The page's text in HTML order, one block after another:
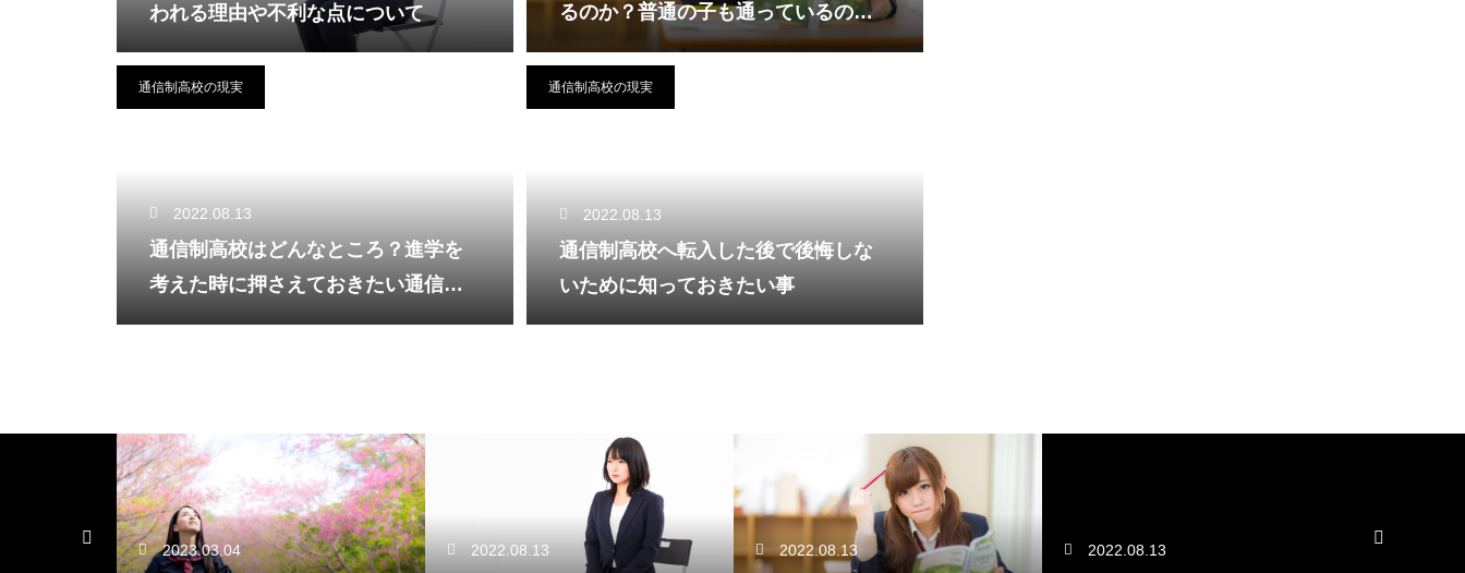
われる理由や不利な点について
るのか？普通の子も通っているの
か？
通信制高校の現実
2022.08.13
通信制高校はどんなところ？進学を
考えた時に押さえておきたい通信制
高校の現実
通信制高校の現実
2022.08.13
通信制高校へ転入した後で後悔しな
いために知っておきたい事
2023.03.04
2022.08.13
2022.08.13
2022.08.13